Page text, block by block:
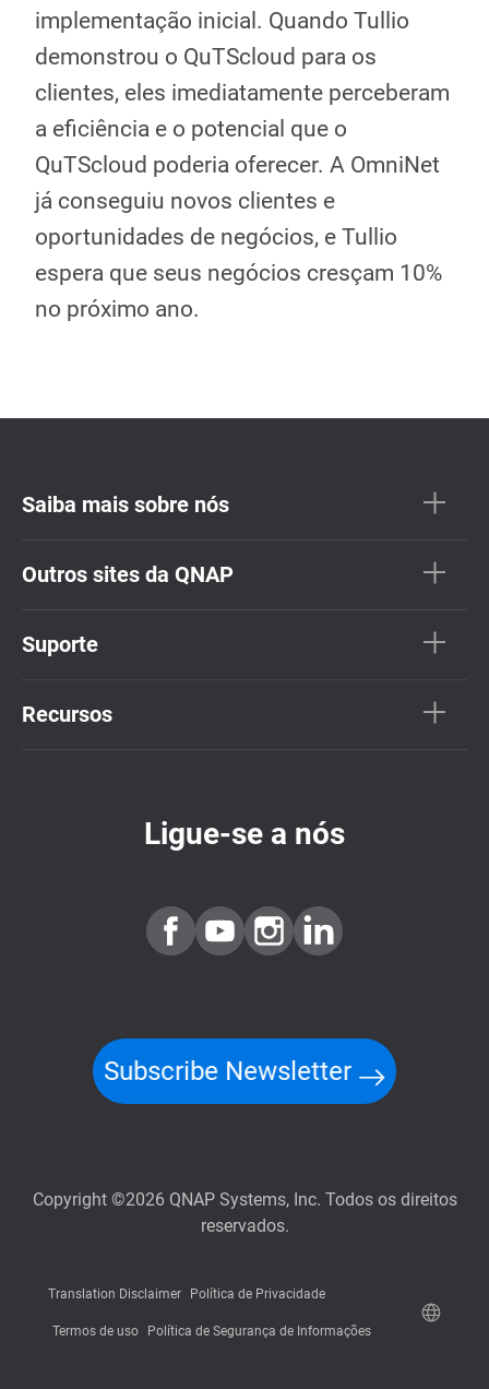
implementação inicial. Quando Tullio
demonstrou o QuTScloud para os
clientes, eles imediatamente perceberam
a eficiência e o potencial que o
QuTScloud poderia oferecer. A OmniNet
já conseguiu novos clientes e
oportunidades de negócios, e Tullio
espera que seus negócios cresçam 10%
no próximo ano.
Saiba mais sobre nós
Outros sites da QNAP
Suporte
Recursos
Ligue-se a nós
Subscribe Newsletter
Copyright ©2026 QNAP Systems, Inc. Todos os direitos
reservados.
Translation Disclaimer Política de Privacidade
Termos de uso Política de Segurança de Informações